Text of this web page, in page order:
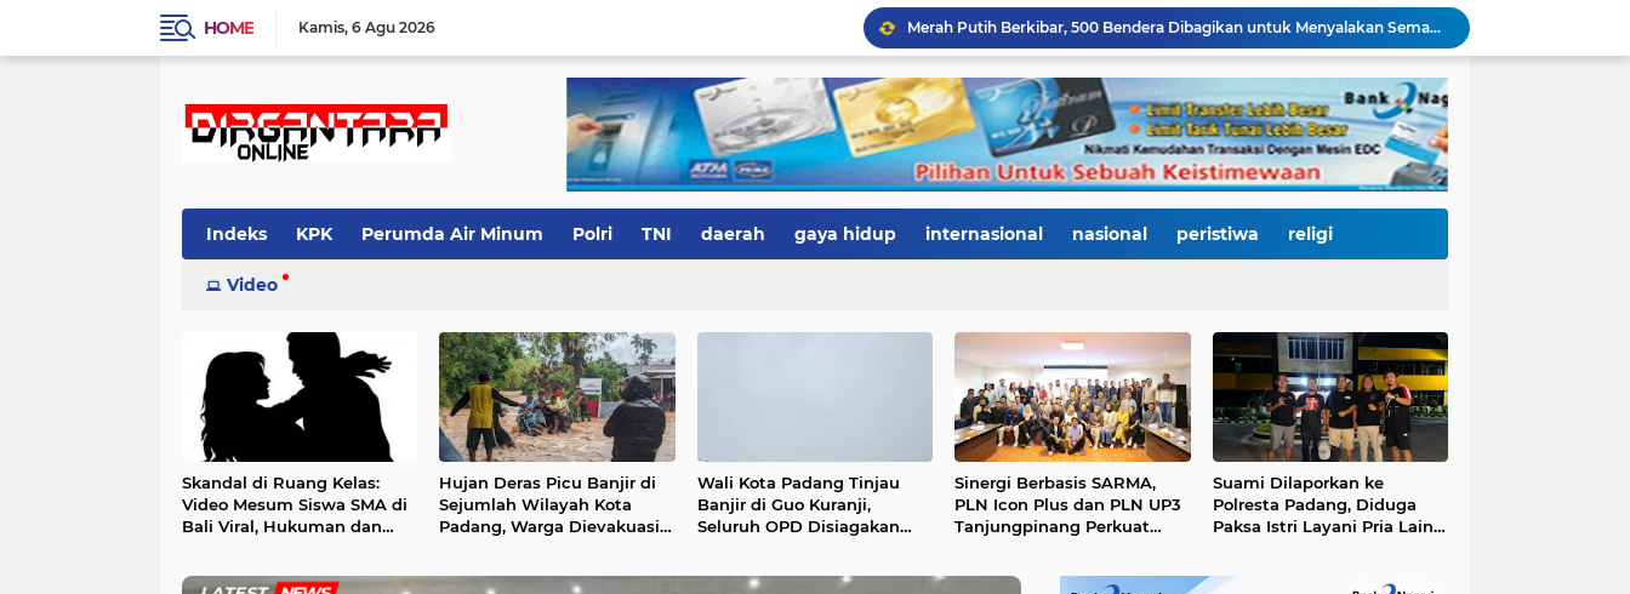
HOME Kamis 6 Agu 2026
Merah Putih Berkibar, 500 Bendera Dibagikan untuk Menyalakan Semangat Kemerdekaan di Dharmasraya
Janji Bupati Annisa Mulai Terwujud, Pemkab Dharmasraya Benahi Jalan Pulau Punjung–Kampung Surau Sepanjang 5,6 Kilometer
Sambut HJK ke-357, Pemko Padang dan Kodaeral II Satukan Kekuatan Bersihkan Batang Arau, Gelar Bakti Sosial hingga Donor Darah untuk Warga
Dirut Perumda AM Kota Padang Gandeng HKI dan BPJN Sumbar Cari Solusi Kekeruhan Air Baku Sungai Paraku
Wakil Wali Kota Padang Dampingi Komisi V DPR RI Tinjau Jembatan Kalawi, Harapan Baru Percepatan Pemulihan Pascabanjir
Dua Atlet Muda SMPN 25 Padang Lolos ke O2SN Nasional, Siap Harumkan Nama Sumatera Barat
Tak Gentar Medan Ekstrem, Tim Trisula Polres Solok Selatan Sisir Sungai Bangko, Police Line Dipasang di Lokasi Dugaan Tambang Emas Ilegal
Indeks KPK Perumda Air Minum Polri TNI daerah gaya hidup internasional nasional peristiwa religi
Video
Skandal di Ruang Kelas:
Video Mesum Siswa SMA di
Bali Viral, Hukuman dan
Hujan Deras Picu Banjir di
Sejumlah Wilayah Kota
Padang, Warga Dievakuasi
Wali Kota Padang Tinjau
Banjir di Guo Kuranji,
Seluruh OPD Disiagakan
Sinergi Berbasis SARMA,
PLN Icon Plus dan PLN UP3
Tanjungpinang Perkuat
Suami Dilaporkan ke
Polresta Padang, Diduga
Paksa Istri Layani Pria Lain